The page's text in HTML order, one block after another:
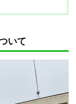
いて